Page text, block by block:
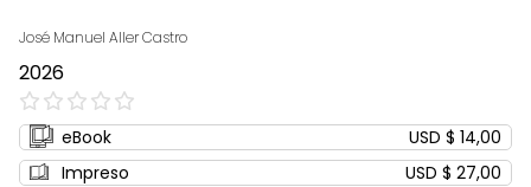
José Manuel Aller Castro
2026
0%
eBook
USD $ 14,00
Impreso
USD $ 27,00